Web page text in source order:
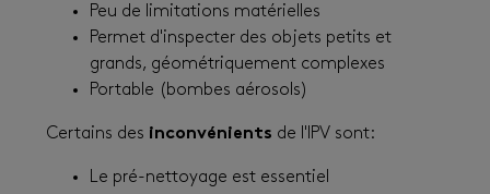
Peu de limitations matérielles
Permet d'inspecter des objets petits et
grands, géométriquement complexes
Portable (bombes aérosols)
Certains des inconvénients de l'IPV sont:
Le pré-nettoyage est essentiel